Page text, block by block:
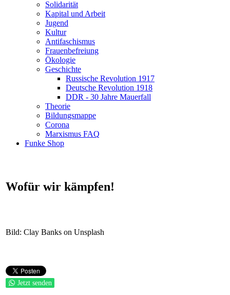
Solidarität
Kapital und Arbeit
Jugend
Kultur
Antifaschismus
Frauenbefreiung
Ökologie
Geschichte
Russische Revolution 1917
Deutsche Revolution 1918
DDR - 30 Jahre Mauerfall
Theorie
Bildungsmappe
Corona
Marxismus FAQ
Funke Shop
Wofür wir kämpfen!
Bild: Clay Banks on Unsplash
Jetzt senden